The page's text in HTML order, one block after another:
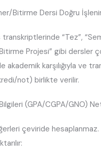
Bitirme Dersi Doğru
“Tez”,
Projesi” gibi dersler
akademik karşılığıyla ve
not) birlikte verilir.
(GPA/CGPA/GNO)
çeviride